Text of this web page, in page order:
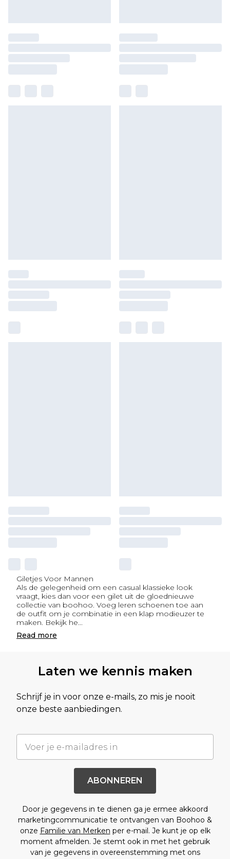
Giletjes Voor Mannen
Als de gelegenheid om een casual klassieke look
vraagt, kies dan voor een gilet uit de gloednieuwe
collectie van boohoo. Voeg leren schoenen toe aan
de outfit om je combinatie in een klap modieuzer te
maken. Bekijk he...
Read more
Laten we kennis maken
Schrijf je in voor onze e-mails, zo mis je nooit
onze beste aanbiedingen.
ABONNEREN
Door je gegevens in te dienen ga je ermee akkoord
marketingcommunicatie te ontvangen van Boohoo &
onze Familie van Merken per e-mail. Je kunt je op elk
moment afmelden. Je stemt ook in met het gebruik
van je gegevens in overeenstemming met ons